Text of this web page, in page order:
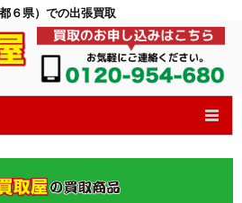
６県）での出張買取